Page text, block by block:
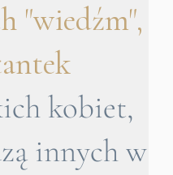
"wiedźm",
kobiet,
innych w